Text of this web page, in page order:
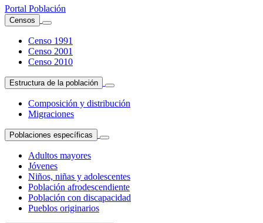
Portal Población
Censos
Censo 1991
Censo 2001
Censo 2010
Estructura de la población
Composición y distribución
Migraciones
Poblaciones específicas
Adultos mayores
Jóvenes
Niños, niñas y adolescentes
Población afrodescendiente
Población con discapacidad
Pueblos originarios